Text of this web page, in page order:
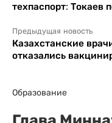
техпаспорт: Токаев
Предыдущая новость
Казахстанские
отказались
Образование